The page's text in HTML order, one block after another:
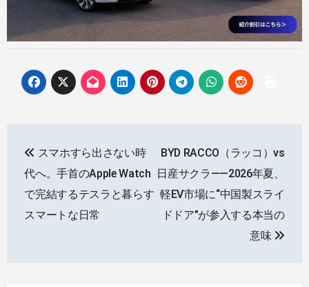
稿
ナ
ビ
スマホすら出さない時
代へ。手首のApple Watch
で完結するテスラと暮らす
スマートな日常
BYD RACCO（ラッコ）vs
日産サクラ——2026年夏、
軽EV市場に“中国製スライ
ドドア”が参入する本当の
意味